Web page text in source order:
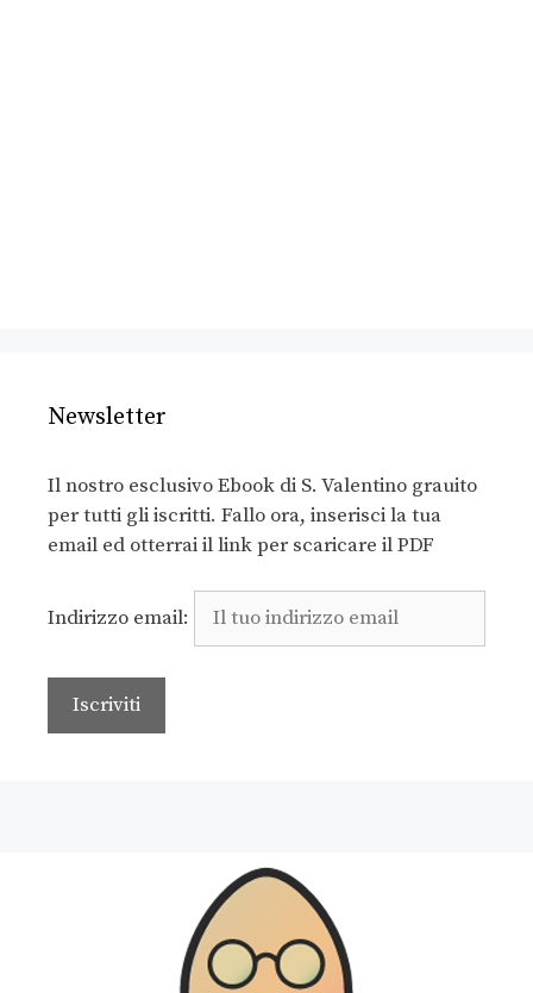
Newsletter
Il nostro esclusivo Ebook di S. Valentino grauito
per tutti gli iscritti. Fallo ora, inserisci la tua
email ed otterrai il link per scaricare il PDF
Indirizzo email: